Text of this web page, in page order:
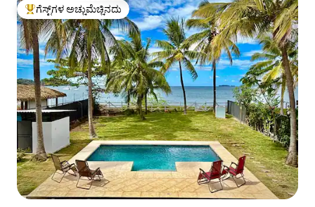
ಗೆಸ್ಟ್‌ಗಳಿಗೆ ಅತಿ ಹೆಚ್ಚು ಅಚ್ಚುಮೆಚ್ಚಿನದು
ಗೆಸ್ಟ್‌ಗಳ ಅಚ್ಚುಮೆಚ್ಚಿನದು